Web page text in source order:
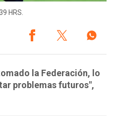
HRS.
la Federación, lo
problemas futuros",